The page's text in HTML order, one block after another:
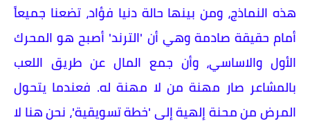
هذه النماذج، ومن بينها حالة دنيا فؤاد، تضعنا جميعاً
أمام حقيقة صادمة وهي أن 'الترند' أصبح هو المحرك
الأول والاساسي، وأن جمع المال عن طريق اللعب
بالمشاعر صار مهنة من لا مهنة له. فعندما يتحول
المرض من محنة إلهية إلى 'خطة تسويقية'، نحن هنا لا